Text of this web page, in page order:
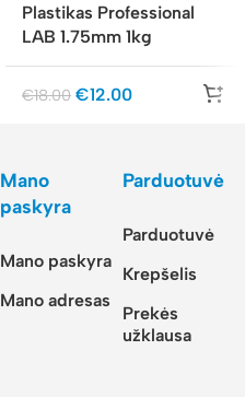
Plastikas Professional
LAB 1.75mm 1kg
€18.00 €12.00
Mano
paskyra
Mano paskyra
Mano adresas
Parduotuvė
Parduotuvė
Krepšelis
Prekės
užklausa